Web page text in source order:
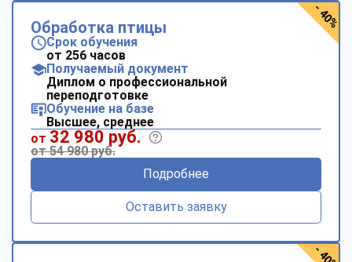
Обработка птицы
Срок обучения
от 256 часов
Получаемый документ
Диплом о профессиональной
переподготовке
Обучение на базе
Высшее, среднее
от 32 980 руб.
от 54 980 руб.
Подробнее
Оставить заявку
- 40%